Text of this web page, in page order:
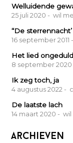
Welluidende
25 juli 2020 - wil
“De
16 september 2011
Het lied ongeduld
8 september 2020
Ik zeg toch, ja
4 augustus 2022 -
De laatste lach
14 maart 2020 - wil
Archieven